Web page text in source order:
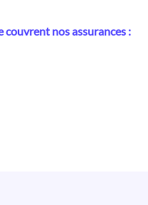
couvrent nos assurances :